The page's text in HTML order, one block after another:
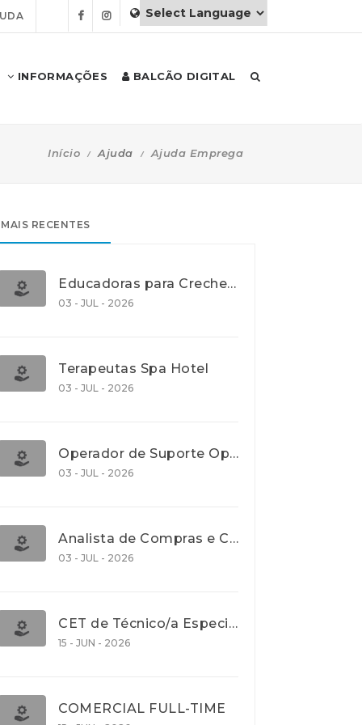
INFORMAÇÕES BALCÃO DIGITAL
Início Ajuda Ajuda Emprega
MAIS RECENTES
Educadoras para Creche e J.I., Lisboa
03 - JUL - 2026
Terapeutas Spa Hotel
03 - JUL - 2026
Operador de Suporte Operacional
03 - JUL - 2026
Analista de Compras e Contratos (Banca)
03 - JUL - 2026
CET de Técnico/a Especialista em Comércio Internacional (Nível 5)
15 - JUN - 2026
COMERCIAL FULL-TIME